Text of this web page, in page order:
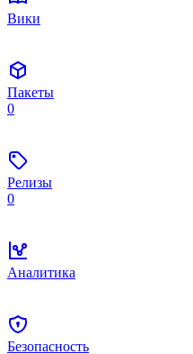
Вики
Пакеты
0
Релизы
0
Аналитика
Безопасность